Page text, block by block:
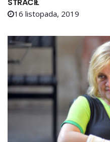
16 listopada, 2019